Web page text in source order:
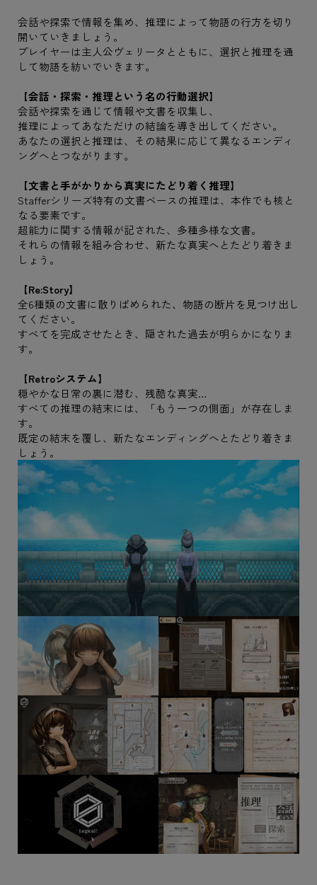
会話や探索で情報を集め、推理によって物語の行方を切り
開いていきましょう。
プレイヤーは主人公ヴェリータとともに、選択と推理を通
して物語を紡いでいきます。
【会話・探索・推理という名の行動選択】
会話や探索を通じて情報や文書を収集し、
推理によってあなただけの結論を導き出してください。
あなたの選択と推理は、その結果に応じて異なるエンディ
ングへとつながります。
【文書と手がかりから真実にたどり着く推理】
Stafferシリーズ特有の文書ベースの推理は、本作でも核と
なる要素です。
超能力に関する情報が記された、多種多様な文書。
それらの情報を組み合わせ、新たな真実へとたどり着きま
しょう。
【Re:Story】
全6種類の文書に散りばめられた、物語の断片を見つけ出し
てください。
すべてを完成させたとき、隠された過去が明らかになりま
す。
【Retroシステム】
穏やかな日常の裏に潜む、残酷な真実…
すべての推理の結末には、「もう一つの側面」が存在しま
す。
既定の結末を覆し、新たなエンディングへとたどり着きま
しょう。